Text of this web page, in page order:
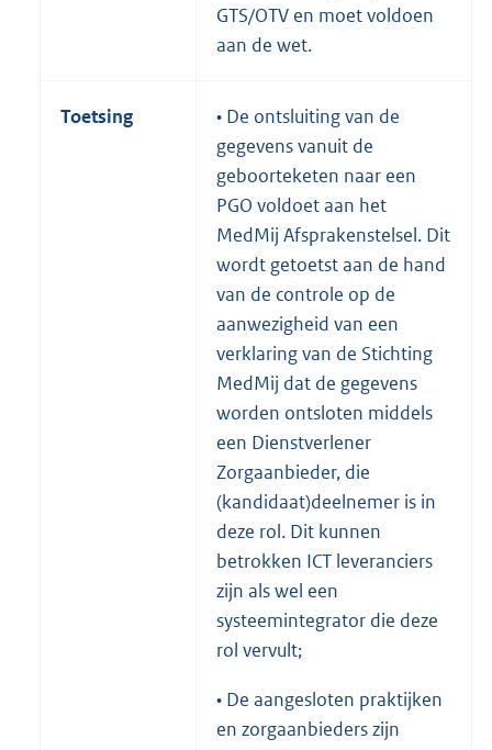
GTS/OTV en moet voldoen
aan de wet.
Toetsing
• De ontsluiting van de
gegevens vanuit de
geboorteketen naar een
PGO voldoet aan het
MedMij Afsprakenstelsel. Dit
wordt getoetst aan de hand
van de controle op de
aanwezigheid van een
verklaring van de Stichting
MedMij dat de gegevens
worden ontsloten middels
een Dienstverlener
Zorgaanbieder, die
(kandidaat)deelnemer is in
deze rol. Dit kunnen
betrokken ICT leveranciers
zijn als wel een
systeemintegrator die deze
rol vervult;
• De aangesloten praktijken
en zorgaanbieders zijn